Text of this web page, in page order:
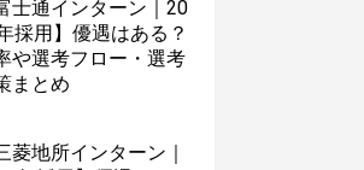
士通インターン｜20
採用】優遇はある？
や選考フロー・選考
まとめ
菱地所インターン｜